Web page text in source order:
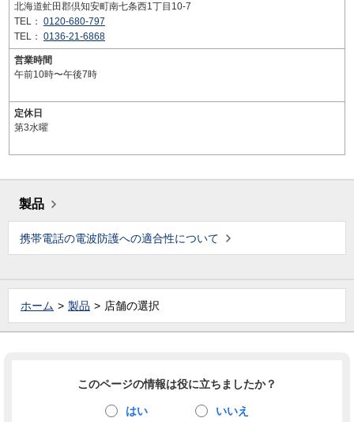
北海道虻田郡倶知安町南七条西1丁目10-7
TEL： 0120-680-797
TEL： 0136-21-6868
営業時間
午前10時〜午後7時
定休日
第3水曜
製品
携帯電話の電波防護への適合性について
ホーム 製品 店舗の選択
このページの情報は役に立ちましたか？
はい いいえ